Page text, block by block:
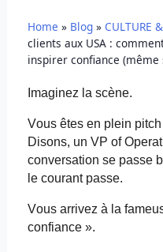
Home » Blog» CULTURE
clients aux USA :
inspirer confiance
Imaginez la scène.
Vous êtes en plein
Disons, un VP of
conversation se passe
le courant passe.
Vous arrivez à la
confiance ».